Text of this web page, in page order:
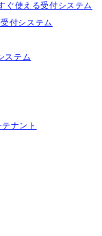
ぐ使える受付システム
付システム
ステム
ナント